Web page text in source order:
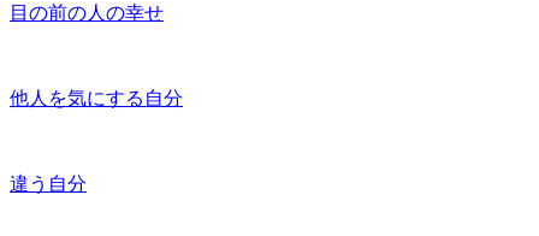
目の前の人の幸せ
他人を気にする自分
違う自分